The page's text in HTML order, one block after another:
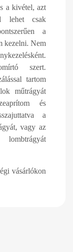
a kivétel, azt
lehet csak
a
kezelni. Nem
szert.
tartom
műtrágyát
és
a
vagy az
lombtrágyát
vásárlókon